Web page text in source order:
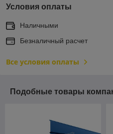
Условия оплаты
Наличными
Безналичный расчет
Все условия оплаты
Подобные товары